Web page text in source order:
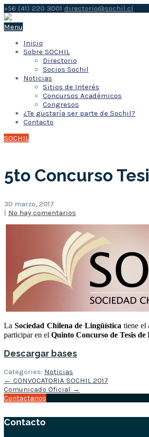
+56 (41) 220 3001 directorio@sochil.cl
Menu
Inicio
Sobre SOCHIL
Directorio
Socios Sochil
Noticias
Sitios de Interés
Concursos Académicos
Congresos
¿Te gustaría ser parte de Sochil?
Contacto
SOCHIL
5to Concurso
30 marzo, 2017
| No hay comentarios
La Sociedad Chilena de Lingüística tiene el
participar en el Quinto Concurso de Tesis
Descargar bases
Categories: Noticias
Post
navigation
← CONVOCATORIA SOCHIL 2017
Comunicado Oficial →
Contactanos
Contacto